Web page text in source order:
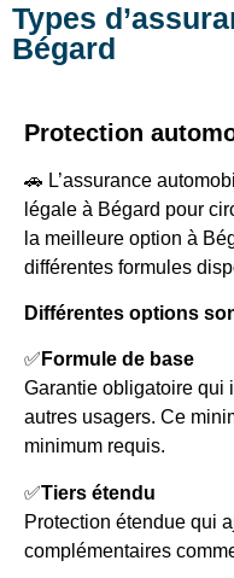
Types
Bégard
Protection
🚗 L’assurance
légale à Bégard pour
la meilleure option à
différentes formules
Différentes options
✅ Formule de base
Garantie obligatoire qui
autres usagers. Ce
minimum requis.
✅Tiers étendu
Protection étendue qui
complémentaires